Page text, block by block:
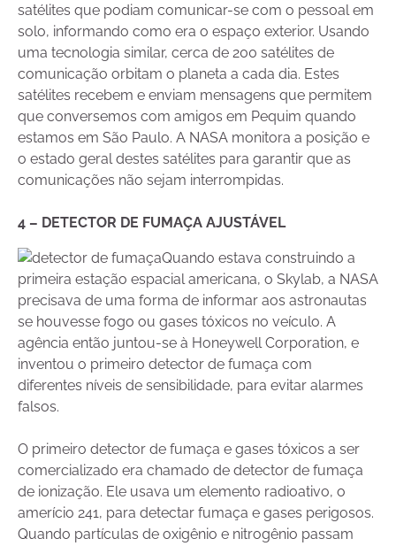
satélites que podiam comunicar-se com o pessoal em
solo, informando como era o espaço exterior. Usando
uma tecnologia similar, cerca de 200 satélites de
comunicação orbitam o planeta a cada dia. Estes
satélites recebem e enviam mensagens que permitem
que conversemos com amigos em Pequim quando
estamos em São Paulo. A NASA monitora a posição e
o estado geral destes satélites para garantir que as
comunicações não sejam interrompidas.
4 – DETECTOR DE FUMAÇA AJUSTÁVEL
Quando estava construindo a
primeira estação espacial americana, o Skylab, a NASA
precisava de uma forma de informar aos astronautas
se houvesse fogo ou gases tóxicos no veículo. A
agência então juntou-se à Honeywell Corporation, e
inventou o primeiro detector de fumaça com
diferentes níveis de sensibilidade, para evitar alarmes
falsos.
O primeiro detector de fumaça e gases tóxicos a ser
comercializado era chamado de detector de fumaça
de ionização. Ele usava um elemento radioativo, o
amerício 241, para detectar fumaça e gases perigosos.
Quando partículas de oxigênio e nitrogênio passam